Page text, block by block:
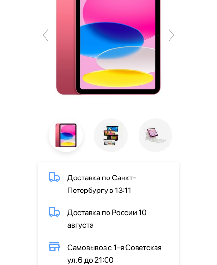
Доставка по Санкт-
Петербургу в 13:11
Доставка по России 10
августа
Самовывоз с 1-я Советская
ул. 6 до 21:00